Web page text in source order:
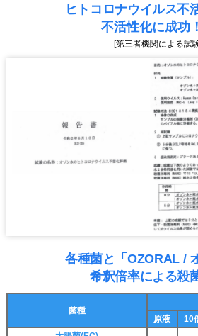
ヒトコロナウイルス不
不活性化に成功
[第三者機関による試
各種菌と「OZORAL /
希釈倍率による殺
菌種
原液
10